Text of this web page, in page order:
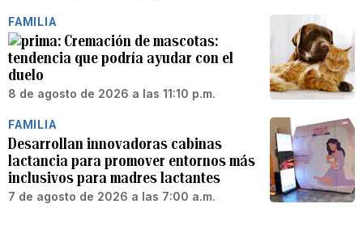
FAMILIA
Cremación de mascotas:
tendencia que podría ayudar con el
duelo
8 de agosto de 2026 a las 11:10 p.m.
FAMILIA
Desarrollan innovadoras cabinas
lactancia para promover entornos más
inclusivos para madres lactantes
7 de agosto de 2026 a las 7:00 a.m.